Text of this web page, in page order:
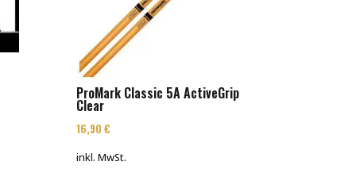
ProMark Classic 5A ActiveGrip
Clear
16,90€
inkl. MwSt.